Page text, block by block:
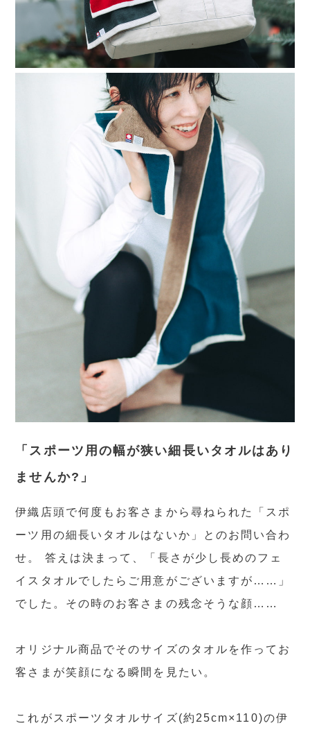
「スポーツ用の幅が狭い細長いタオルはあり
ませんか?」
伊織店頭で何度もお客さまから尋ねられた「スポ
ーツ用の細長いタオルはないか」とのお問い合わ
せ。 答えは決まって、「長さが少し長めのフェ
イスタオルでしたらご用意がございますが……」
でした。その時のお客さまの残念そうな顔……
オリジナル商品でそのサイズのタオルを作ってお
客さまが笑顔になる瞬間を見たい。
これがスポーツタオルサイズ(約25cm×110)の伊